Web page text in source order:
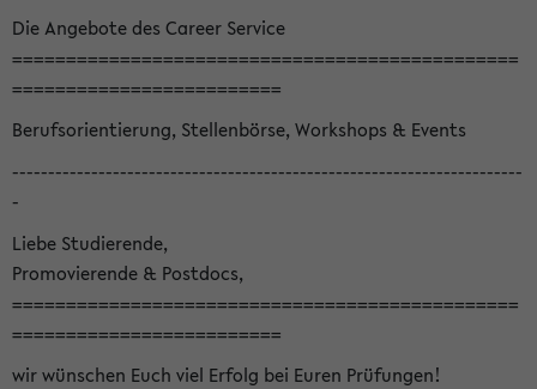
Die Angebote des Career Service
===============================================
=========================
Berufsorientierung, Stellenbörse, Workshops & Events
-----------------------------------------------------------------------
-
Liebe Studierende,
Promovierende & Postdocs,
===============================================
=========================
wir wünschen Euch viel Erfolg bei Euren Prüfungen!